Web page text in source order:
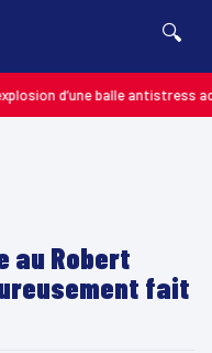
🔍
d’une balle antistress achetée
au Robert
fait